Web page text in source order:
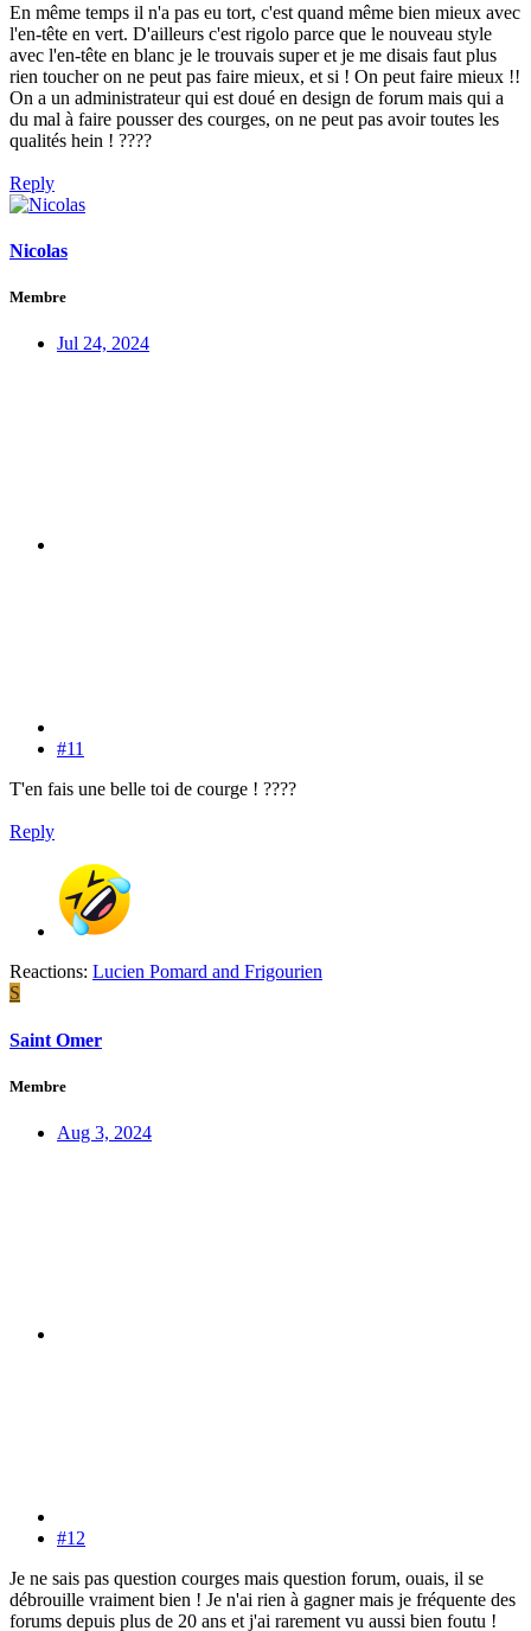
En même temps il n'a pas eu tort, c'est quand même bien mieux avec
l'en-tête en vert. D'ailleurs c'est rigolo parce que le nouveau style
avec l'en-tête en blanc je le trouvais super et je me disais faut plus
rien toucher on ne peut pas faire mieux, et si ! On peut faire mieux !!
On a un administrateur qui est doué en design de forum mais qui a
du mal à faire pousser des courges, on ne peut pas avoir toutes les
qualités hein ! ????
Reply
Nicolas
Membre
Jul 24, 2024
#11
T'en fais une belle toi de courge ! ????
Reply
Reactions: Lucien Pomard and Frigourien
S
Saint Omer
Membre
Aug 3, 2024
#12
Je ne sais pas question courges mais question forum, ouais, il se
débrouille vraiment bien ! Je n'ai rien à gagner mais je fréquente des
forums depuis plus de 20 ans et j'ai rarement vu aussi bien foutu !